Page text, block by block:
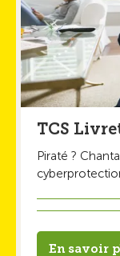
TCS
Piraté ?
En savoir